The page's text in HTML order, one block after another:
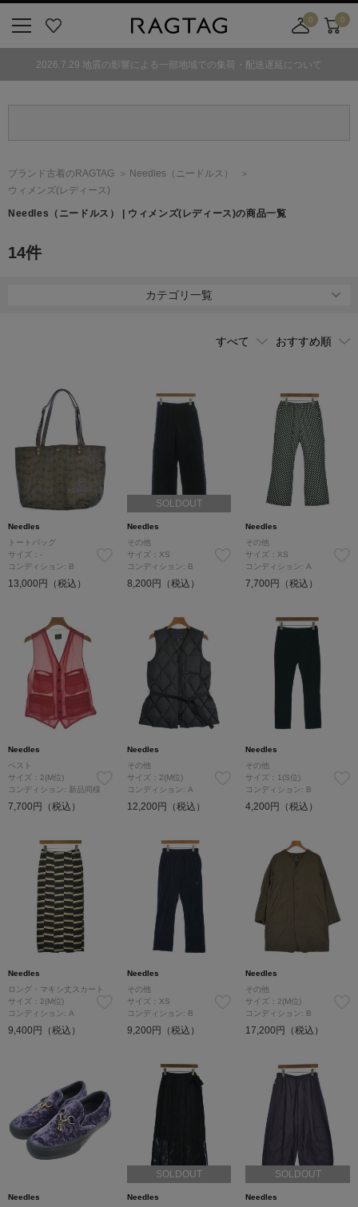
気
0
舗
カ
0
2026.7.29 地震の影響による一部地域での集荷・配送遅延について
ブランド古着のRAGTAG Needles （ニードルス）
ウィメンズ(レディース)
Needles （ニードルス） | ウィメンズ(レディース)の商品一覧
14件
カテゴリ一覧
Needles
トートバッグ
サイズ：-
コンディション: B
13,000円（税込）
SOLDOUT
Needles
その他
サイズ：XS
コンディション: B
8,200円（税込）
Needles
その他
サイズ：XS
コンディション: A
7,700円（税込）
Needles
ベスト
サイズ：2(M位)
コンディション: 新品同様
7,700円（税込）
Needles
その他
サイズ：2(M位)
コンディション: A
12,200円（税込）
Needles
その他
サイズ：1(S位)
コンディション: B
4,200円（税込）
Needles
ロング・マキシ丈スカート
サイズ：2(M位)
コンディション: A
9,400円（税込）
Needles
その他
サイズ：XS
コンディション: B
9,200円（税込）
Needles
その他
サイズ：2(M位)
コンディション: B
17,200円（税込）
Needles
SOLDOUT
Needles
SOLDOUT
Needles